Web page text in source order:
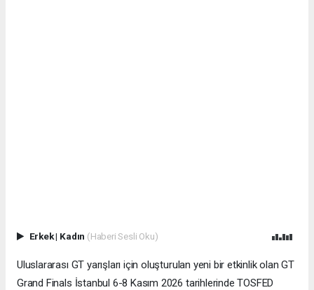
Erkek| Kadın (Haberi Sesli Oku)
Uluslararası GT yarışları için oluşturulan yeni bir etkinlik olan GT
Grand Finals İstanbul 6-8 Kasım 2026 tarihlerinde TOSFED